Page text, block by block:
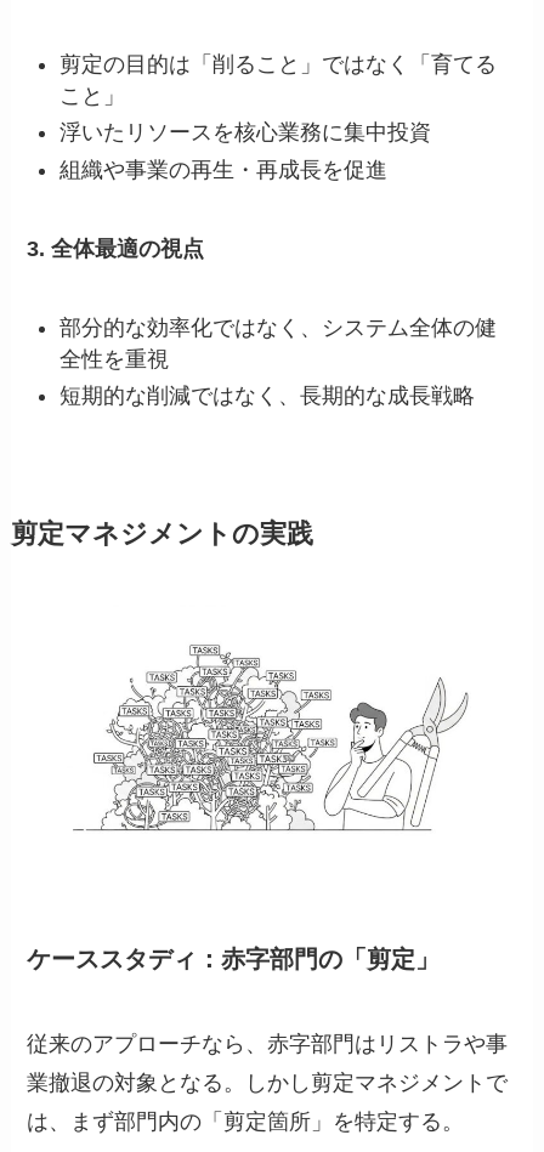
剪定の目的は「削ること」ではなく「育てる
こと」
浮いたリソースを核心業務に集中投資
組織や事業の再生・再成長を促進
3. 全体最適の視点
部分的な効率化ではなく、システム全体の健
全性を重視
短期的な削減ではなく、長期的な成長戦略
剪定マネジメントの実践
ケーススタディ：赤字部門の「剪定」
従来のアプローチなら、赤字部門はリストラや事
業撤退の対象となる。しかし剪定マネジメントで
は、まず部門内の「剪定箇所」を特定する。